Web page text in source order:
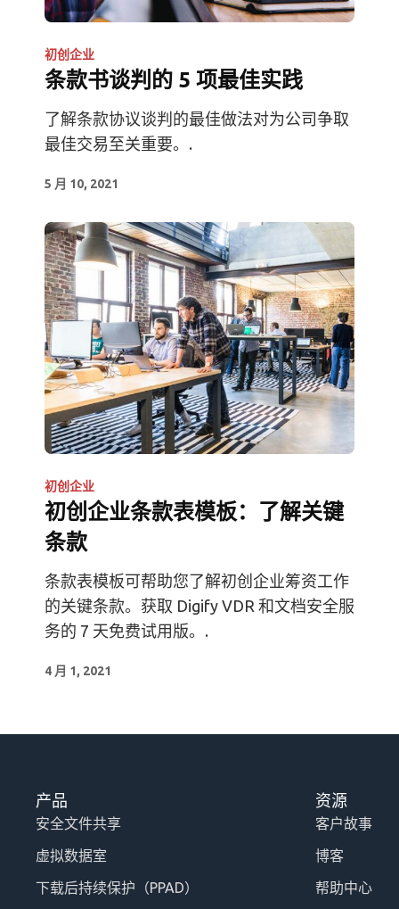
初创企业
条款书谈判的 5 项最佳实践
了解条款协议谈判的最佳做法对为公司争取
最佳交易至关重要。.
5 月 10, 2021
初创企业
初创企业条款表模板：了解关键
条款
条款表模板可帮助您了解初创企业筹资工作
的关键条款。获取 Digify VDR 和文档安全服
务的 7 天免费试用版。.
4 月 1, 2021
产品
安全文件共享
虚拟数据室
下载后持续保护（PPAD）
资源
客户故事
博客
帮助中心